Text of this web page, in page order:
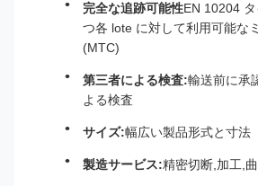
完全な追跡可能性EN 10204
つ各 lote に対して利用可能な
(MTC)
第三者による検査:輸送前に承
よる検査
サイズ:幅広い製品形式と寸法
製造サービス:精密切断,加工,